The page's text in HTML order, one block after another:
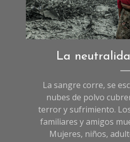
Fotografía: Ali
La
La sangre corre, se
nubes de polvo
terror y sufrimiento.
familiares y amigos
Mujeres, niños,